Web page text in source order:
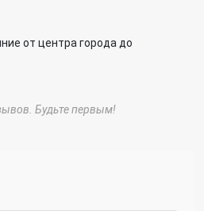
от центра города до
Будьте первым!